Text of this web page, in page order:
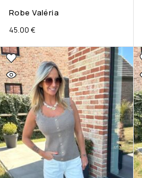
Robe Valéria
45.00 €